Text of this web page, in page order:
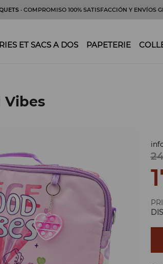
· COMPROMISO 100% SATISFACCIÓN Y ENVÍOS
ET SACS A DOS PAPETERIE
Vibes